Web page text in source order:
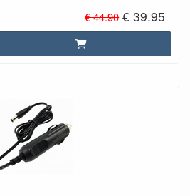
€ 44.90 € 39.95